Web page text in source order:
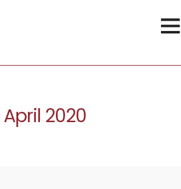
April 2020